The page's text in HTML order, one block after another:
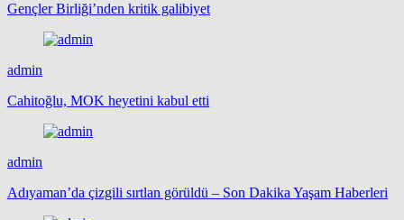
Gençler Birliği’nden kritik galibiyet
admin
Cahitoğlu, MOK heyetini kabul etti
admin
Adıyaman’da çizgili sırtlan görüldü – Son Dakika Yaşam Haberleri